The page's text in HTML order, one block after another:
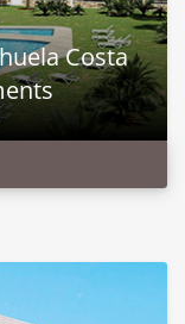
Costa